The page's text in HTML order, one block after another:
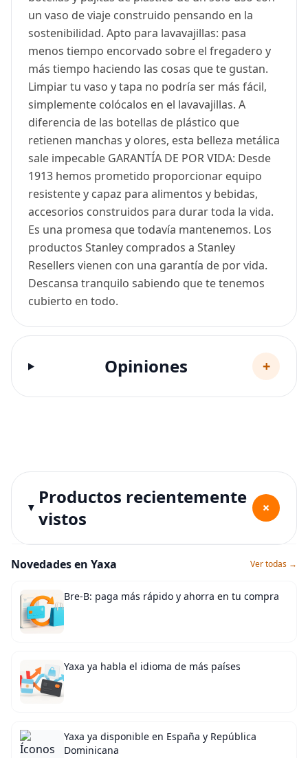
un vaso de viaje construido pensando en la
sostenibilidad. Apto para lavavajillas: pasa
menos tiempo encorvado sobre el fregadero y
más tiempo haciendo las cosas que te gustan.
Limpiar tu vaso y tapa no podría ser más fácil,
simplemente colócalos en el lavavajillas. A
diferencia de las botellas de plástico que
retienen manchas y olores, esta belleza metálica
sale impecable GARANTÍA DE POR VIDA: Desde
1913 hemos prometido proporcionar equipo
resistente y capaz para alimentos y bebidas,
accesorios construidos para durar toda la vida.
Es una promesa que todavía mantenemos. Los
productos Stanley comprados a Stanley
Resellers vienen con una garantía de por vida.
Descansa tranquilo sabiendo que te tenemos
cubierto en todo.
Opiniones +
Productos recientemente
vistos
+
Novedades en Yaxa Ver todas →
Bre-B: paga más rápido y ahorra en tu compra
Yaxa ya habla el idioma de más países
Yaxa ya disponible en España y República
Dominicana